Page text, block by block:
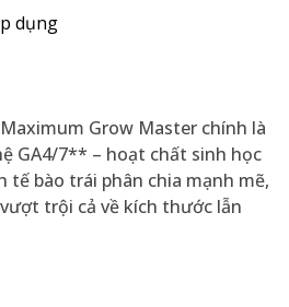
dụng
Grow Master chính là
GA4/7** – hoạt chất sinh học
bào trái phân chia mạnh mẽ,
trội cả về kích thước lẫn